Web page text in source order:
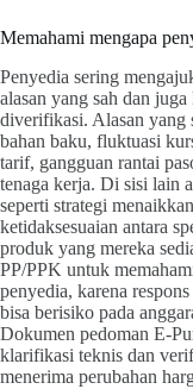
Memahami mengapa
Penyedia sering
alasan yang sah dan
diverifikasi. Alasan yang
bahan baku, fluktuasi
tarif, gangguan rantai
tenaga kerja. Di sisi lain
seperti strategi
ketidaksesuaian antara
produk yang mereka
PP/PPK untuk
penyedia, karena
bisa berisiko pada
Dokumen pedoman E-
klarifikasi teknis dan
menerima perubahan